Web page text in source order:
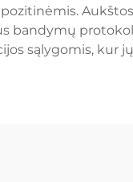
bandymų
sąlygomis, kur